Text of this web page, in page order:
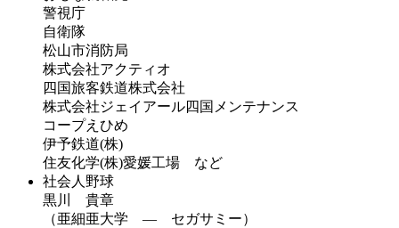
警視庁
自衛隊
松山市消防局
株式会社アクティオ
四国旅客鉄道株式会社
株式会社ジェイアール四国メンテナンス
コープえひめ
伊予鉄道(株)
住友化学(株)愛媛工場 など
社会人野球
黒川 貴章
（亜細亜大学 ― セガサミー）